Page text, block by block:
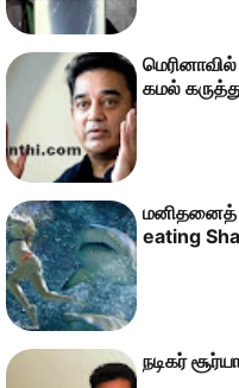
கமல்
மனிதனைத்
eating
நடிகர்